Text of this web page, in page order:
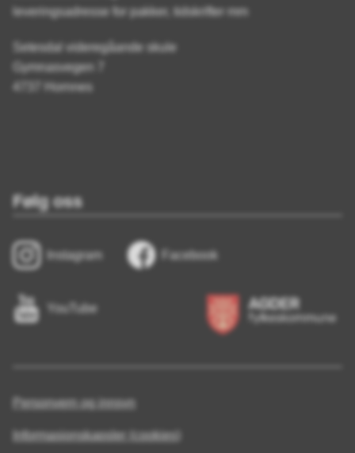
leveringsadresse for pakker, tidskrifter mm
Setesdal videregåande skule
Gymnasvegen 7
4737 Hornnes
Følg oss
Instagram Facebook
YouTube
Personvern og innsyn
Informasjonskapsler (cookies)